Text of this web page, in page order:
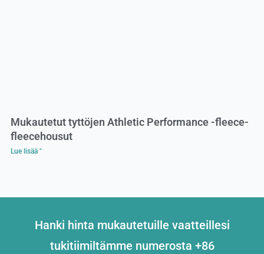
Mukautetut tyttöjen Athletic Performance -fleece-
fleecehousut
Lue lisää "
Hanki hinta mukautetuille vaatteillesi
tukitiimiltämme numerosta +86